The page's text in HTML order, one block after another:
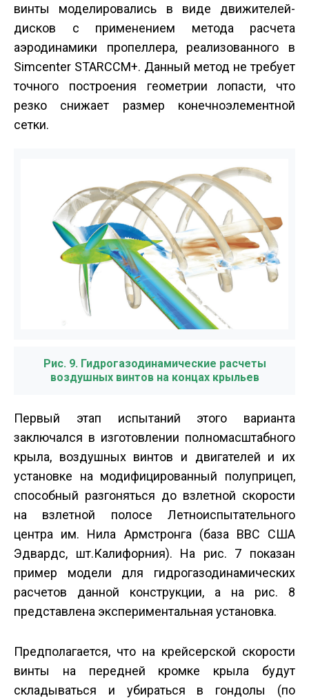
винты моделировались в виде движителей­
дисков с применением метода расчета
аэродинамики пропеллера, реализованного в
Simcenter STAR­CCM+. Данный метод не требует
точного построения геометрии лопасти, что
резко снижает размер конечно­элементной
сетки.
Рис. 9. Гидрогазодинамические расчеты
воздушных винтов на концах крыльев
Первый этап испытаний этого варианта
заключался в изготовлении полномасштабного
крыла, воздушных винтов и двигателей и их
установке на модифицированный полуприцеп,
способный разгоняться до взлетной скорости
на взлетной полосе Летно­испытательного
центра им. Нила Армстронга (база ВВС США
Эдвардс, шт.Калифорния). На рис. 7 показан
пример модели для гидрогазодинамических
расчетов данной конструкции, а на рис. 8
представлена экспериментальная установка.
Предполагается, что на крейсерской скорости
винты на передней кромке крыла будут
складываться и убираться в гондолы (по